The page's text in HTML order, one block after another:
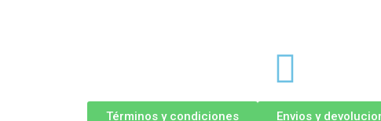
Términos y condiciones Envios y